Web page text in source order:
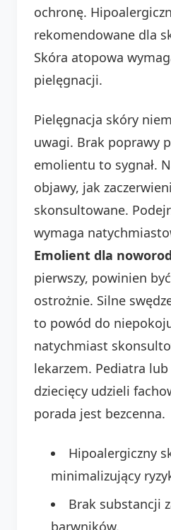
ochronę.
rekomendowane dla
Skóra atopowa
pielęgnacji.
Pielęgnacja skóry
uwagi. Brak poprawy
emolientu to sygnał.
objawy, jak
skonsultowane.
wymaga
Emolient dla
pierwszy, powinien
ostrożnie. Silne
to powód do
natychmiast
lekarzem. Pediatra
dziecięcy udzieli
porada jest bezcenna.
Hipoalergiczny
minimalizujący
Brak substancji
barwników.